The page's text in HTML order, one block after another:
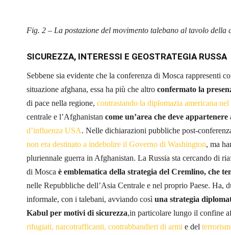
Fig. 2 – La postazione del movimento talebano al tavolo della
SICUREZZA, INTERESSI E GEOSTRATEGIA RUSSA
Sebbene sia evidente che la conferenza di Mosca rappresenti
situazione afghana, essa ha più che altro confermato la
di pace nella regione, contrastando la diplomazia americana
centrale e l’Afghanistan come un’area che deve
d’influenza USA. Nelle dichiarazioni pubbliche post-
non era destinato a indebolire il Governo di Washington, ma
pluriennale guerra in Afghanistan. La Russia sta cercando di
di Mosca è emblematica della strategia del Cremlino, che
nelle Repubbliche dell’Asia Centrale e nel proprio Paese. Ha,
informale, con i talebani, avviando così una strategia
Kabul per motivi di sicurezza,in particolare lungo il confine
rifugiati, narcotrafficanti, contrabbandieri di armi e del